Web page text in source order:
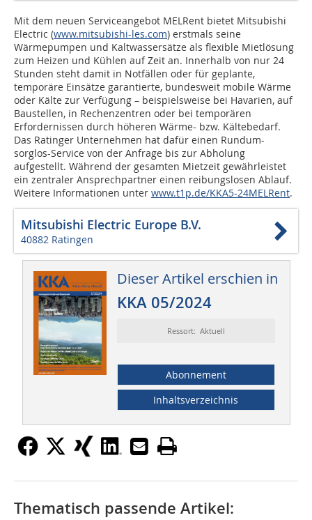
Mit dem neuen Serviceangebot MELRent bietet Mitsubishi
Electric (www.mitsubishi-les.com) erstmals seine
Wärmepumpen und Kaltwassersätze als flexible Mietlösung
zum Heizen und Kühlen auf Zeit an. Innerhalb von nur 24
Stunden steht damit in Notfällen oder für geplante,
temporäre Einsätze garantierte, bundesweit mobile Wärme
oder Kälte zur Verfügung – beispielsweise bei Havarien, auf
Baustellen, in Rechenzentren oder bei temporären
Erfordernissen durch höheren Wärme- bzw. Kältebedarf.
Das Ratinger Unternehmen hat dafür einen Rundum-
sorglos-Service von der Anfrage bis zur Abholung
aufgestellt. Während der gesamten Mietzeit gewährleistet
ein zentraler Ansprechpartner einen reibungslosen Ablauf.
Weitere Informationen unter www.t1p.de/KKA5-24MELRent.
Mitsubishi Electric Europe B.V.
40882 Ratingen
Dieser Artikel erschien in
KKA 05/2024
Ressort: Aktuell
Abonnement
Inhaltsverzeichnis
Thematisch passende Artikel: